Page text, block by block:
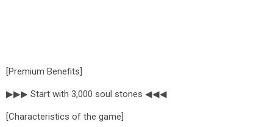
[Premium Benefits]
▶▶▶ Start with 3,000 soul stones ◀◀◀
[Characteristics of the game]